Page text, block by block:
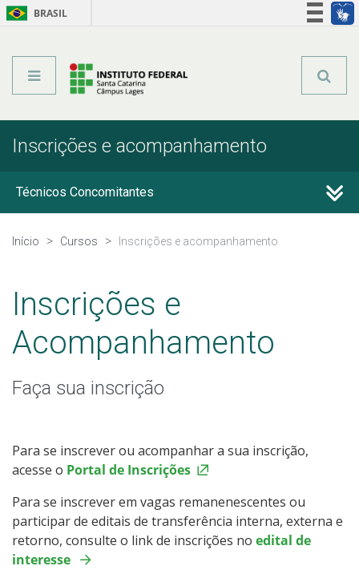
BRASIL
Inscrições e acompanhamento
Técnicos Concomitantes
Técnicos Subsequentes
Graduação
Especialização
Educação a Distância
Todos os cursos
Processo de Inscrição
Resultados
Início Cursos Inscrições e acompanhamento
Inscrições e
Acompanhamento
Faça sua inscrição
Para se inscrever ou acompanhar a sua inscrição,
acesse o Portal de Inscrições
Para se inscrever em vagas remanenescentes ou
participar de editais de transferência interna, externa e
retorno, consulte o link de inscrições no edital de
interesse